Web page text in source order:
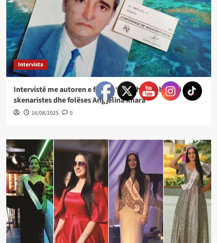
Intervista
Intervistë me autoren e filmit, “Imazhi yt mbi re” i
skenaristes dhe folëses Angjelina Xhara
16/08/2025 0